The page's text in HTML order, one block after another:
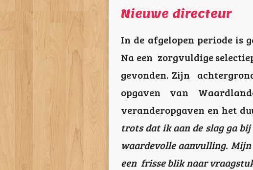
Nieuwe directeur
In de afgelopen periode is
Na een zorgvuldige
gevonden. Zijn
opgaven van
veranderopgaven en het
trots dat ik aan de slag ga
waardevolle aanvulling.
een frisse blik naar